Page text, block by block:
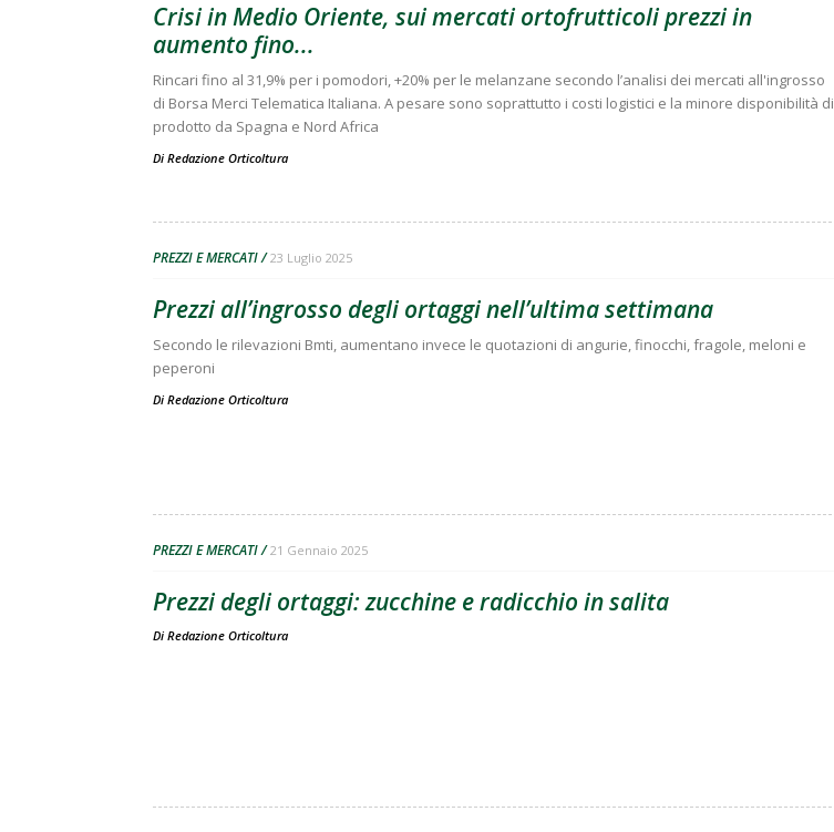
Crisi in Medio Oriente, sui mercati ortofrutticoli prezzi in
aumento fino...
Rincari fino al 31,9% per i pomodori, +20% per le melanzane secondo l’analisi dei mercati all'ingrosso
di Borsa Merci Telematica Italiana. A pesare sono soprattutto i costi logistici e la minore disponibilità di
prodotto da Spagna e Nord Africa
Di Redazione Orticoltura
PREZZI E MERCATI 23 Luglio 2025
Prezzi all’ingrosso degli ortaggi nell’ultima settimana
Secondo le rilevazioni Bmti, aumentano invece le quotazioni di angurie, finocchi, fragole, meloni e
peperoni
Di Redazione Orticoltura
PREZZI E MERCATI 21 Gennaio 2025
Prezzi degli ortaggi: zucchine e radicchio in salita
Di Redazione Orticoltura